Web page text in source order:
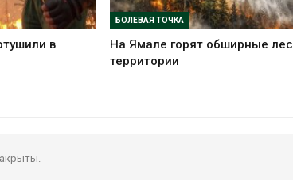
в
БОЛЕВАЯ ТОЧКА
На Ямале горят обширные
территории